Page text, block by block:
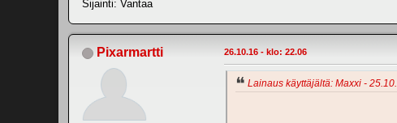
Sijainti: Vantaa
Pixarmartti 26.10.16 - klo: 22.06
Lainaus käyttäjältä: Maxxi -